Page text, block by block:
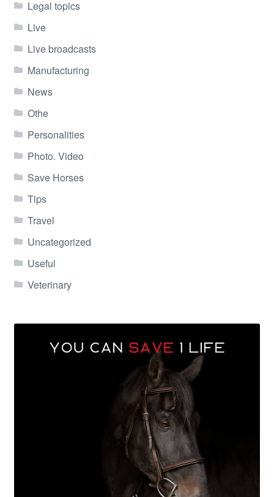
Legal topics
Live
Live broadcasts
Manufacturing
News
Othe
Personalities
Photo. Video
Save Horses
Tips
Travel
Uncategorized
Useful
Veterinary